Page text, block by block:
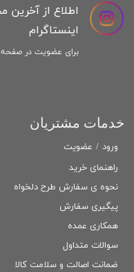
راهنمای خرید
نحوه ی سفارش طرح دلخواه
پیگیری سفارش
همکاری عمده
سوالات متداول
ضمانت اصالت و سلامت كالا
خدمات مشتریان
اطلاع از
اینستاگرام
برای عضویت در صفحه
ورود / عضویت